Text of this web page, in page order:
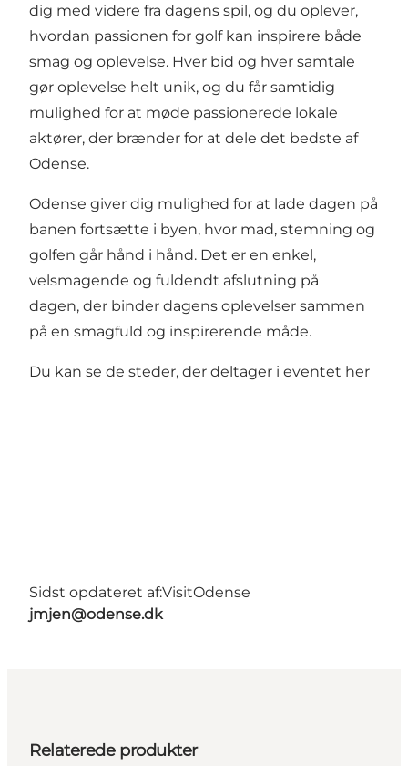
dig med videre fra dagens spil, og du oplever,
hvordan passionen for golf kan inspirere både
smag og oplevelse. Hver bid og hver samtale
gør oplevelse helt unik, og du får samtidig
mulighed for at møde passionerede lokale
aktører, der brænder for at dele det bedste af
Odense.
Odense giver dig mulighed for at lade dagen på
banen fortsætte i byen, hvor mad, stemning og
golfen går hånd i hånd. Det er en enkel,
velsmagende og fuldendt afslutning på
dagen, der binder dagens oplevelser sammen
på en smagfuld og inspirerende måde.
Du kan se de steder, der deltager i eventet her
Sidst opdateret af:VisitOdense
jmjen@odense.dk
Relaterede produkter